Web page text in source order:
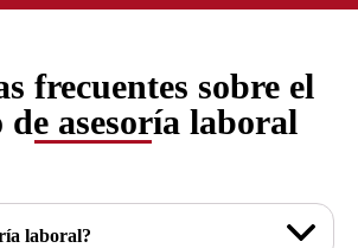
frecuentes sobre el
de asesoría laboral
laboral?